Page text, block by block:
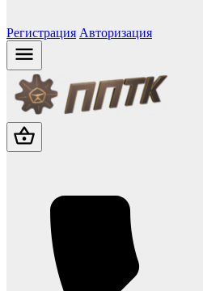
Регистрация Авторизация